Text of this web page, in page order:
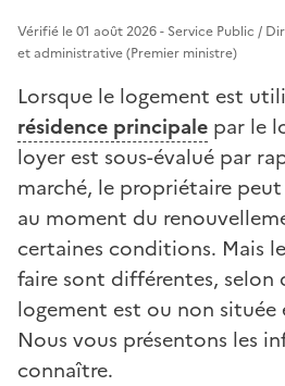
Vérifié le 01 août 2026 - Service Public /
et administrative (Premier ministre)
Lorsque le logement est
résidence principale par le
loyer est sous-évalué par
marché, le propriétaire
au moment du
certaines conditions. Mais
faire sont différentes, selon
logement est ou non située
Nous vous présentons les
connaître.